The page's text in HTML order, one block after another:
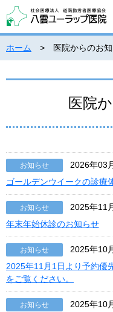
ホーム > 医院からのお知
医院
お知らせ
2026年03
ゴールデンウイークの診療
お知らせ
2025年11
年末年始休診のお知らせ
お知らせ
2025年10
2025年11月1日より予約優
をご覧ください。
お知らせ
2025年10